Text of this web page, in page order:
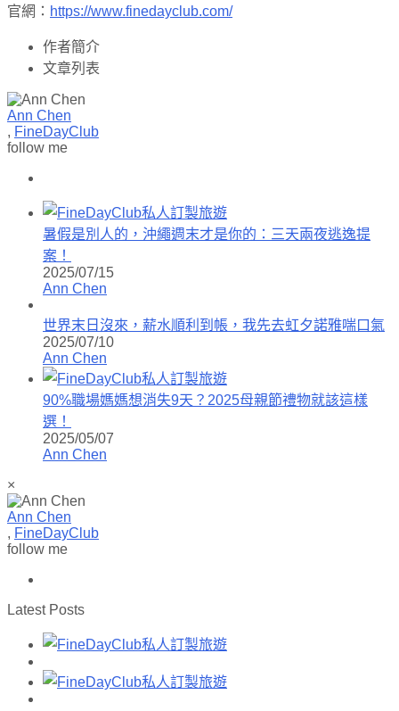
官網： https://www.finedayclub.com/
作者簡介
文章列表
Ann Chen
, FineDayClub
follow me
暑假是別人的，沖繩週末才是你的：三天兩夜逃逸提
案！
2025/07/15
Ann Chen
世界末日沒來，薪水順利到帳，我先去虹夕諾雅喘口氣
2025/07/10
Ann Chen
90%職場媽媽想消失9天？2025母親節禮物就該這樣
選！
2025/05/07
Ann Chen
×
Ann Chen
, FineDayClub
follow me
Latest Posts